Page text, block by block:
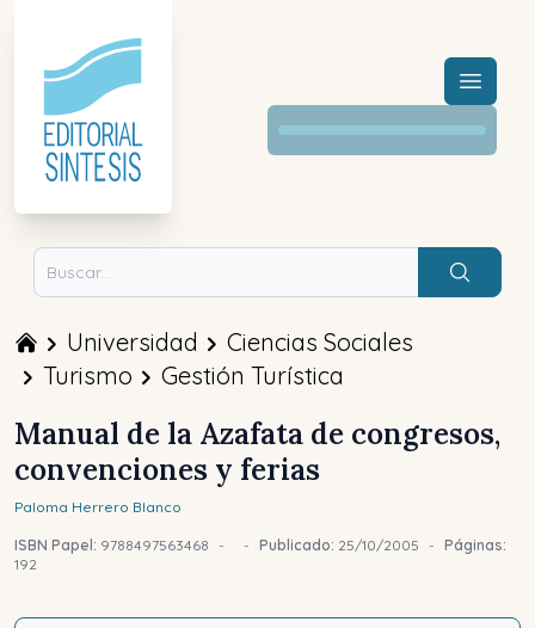
Menú
Buscar
Universidad
Ciencias Sociales
Turismo
Gestión Turística
Manual de la Azafata de congresos,
convenciones y ferias
Paloma Herrero Blanco
ISBN Papel: 9788497563468 - - Publicado: 25/10/2005 - Páginas:
192